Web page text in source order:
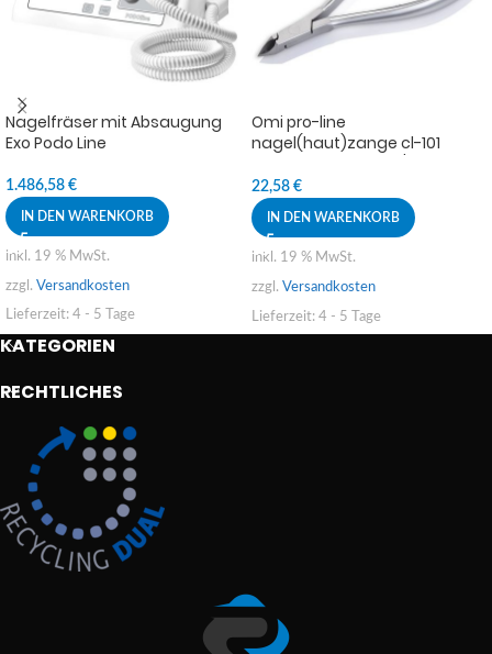
Nagelfräser mit Absaugung
Exo Podo Line
1.486,58 €
IN DEN WARENKORB
inkl. 19 % MwSt.
zzgl. Versandkosten
Lieferzeit: 4 - 5 Tage
Omi pro-line
nagel(haut)zange cl-101
joint
22,58 €
IN DEN WARENKORB
inkl. 19 % MwSt.
zzgl. Versandkosten
Lieferzeit: 4 - 5 Tage
KATEGORIEN
RECHTLICHES